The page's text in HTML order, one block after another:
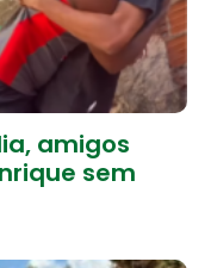
amigos
sem